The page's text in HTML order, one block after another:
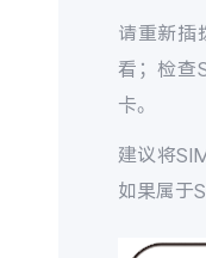
请重新插
看；检查
卡。
建议将
如果属于